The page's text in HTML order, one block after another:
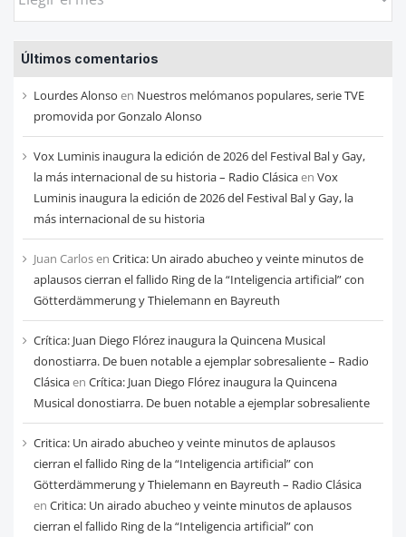
entradas
de
cada
mes
Últimos comentarios
Lourdes Alonso en Nuestros melómanos populares, serie TVE
promovida por Gonzalo Alonso
Vox Luminis inaugura la edición de 2026 del Festival Bal y Gay,
la más internacional de su historia – Radio Clásicaen Vox
Luminis inaugura la edición de 2026 del Festival Bal y Gay, la
más internacional de su historia
Juan Carlosen Critica: Un airado abucheo y veinte minutos de
aplausos cierran el fallido Ring de la “Inteligencia artificial” con
Götterdämmerung y Thielemann en Bayreuth
Crítica: Juan Diego Flórez inaugura la Quincena Musical
donostiarra. De buen notable a ejemplar sobresaliente – Radio
Clásicaen Crítica: Juan Diego Flórez inaugura la Quincena
Musical donostiarra. De buen notable a ejemplar sobresaliente
Critica: Un airado abucheo y veinte minutos de aplausos
cierran el fallido Ring de la “Inteligencia artificial” con
Götterdämmerung y Thielemann en Bayreuth – Radio Clásica
en Critica: Un airado abucheo y veinte minutos de aplausos
cierran el fallido Ring de la “Inteligencia artificial” con